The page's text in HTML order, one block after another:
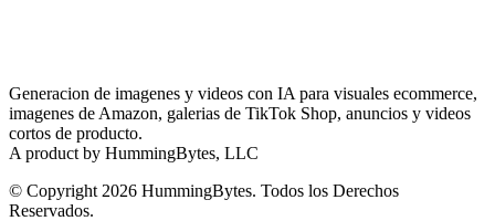
Generacion de imagenes y videos con IA para visuales ecommerce,
imagenes de Amazon, galerias de TikTok Shop, anuncios y videos
cortos de producto.
A product by HummingBytes, LLC
© Copyright 2026 HummingBytes. Todos los Derechos
Reservados.